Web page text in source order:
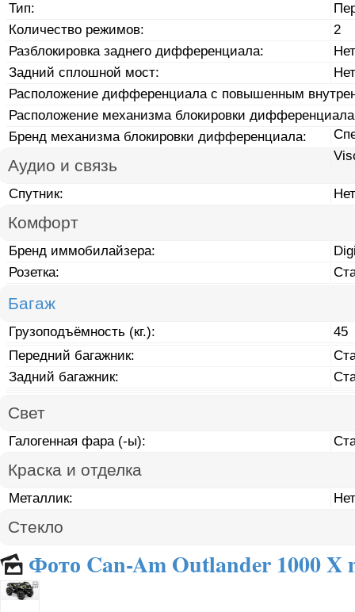
Тип:
Количество режимов:
2
Разблокировка заднего дифференциала:
Нет
Задний сплошной мост:
Нет
Расположение дифференциала с повышенным
Расположение механизма блокировки
Бренд механизма блокировки дифференциала:
Аудио и связь
Спутник: Нет
Комфорт
Бренд иммобилайзера:
Розетка:
Багаж
Грузоподъёмность (кг.):
45
Передний багажник:
Задний багажник:
Свет
Галогенная фара (-ы):
Краска и отделка
Металлик: Нет
Стекло
🌄 Фото Can-Am Outlander 1000 X